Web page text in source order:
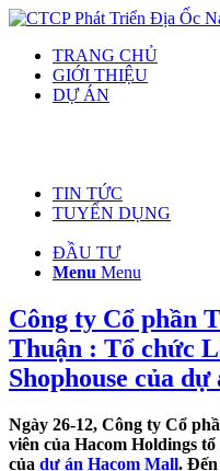
TRANG CHỦ
GIỚI THIỆU
DỰ ÁN
TIN TỨC
TUYỂN DỤNG
ĐẦU TƯ
Menu Menu
Công ty Cổ phần
Thuận : Tổ chức
Shophouse của
Ngày 26-12, Công ty Cổ
viên của Hacom Holdings
của dự án Hacom Mall. Đến